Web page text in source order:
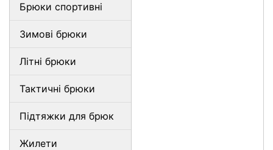
Брюки спортивні
Зимові брюки
Літні брюки
Тактичні брюки
Підтяжки для брюк
Жилети